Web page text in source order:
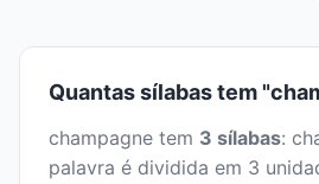
Quantas sílabas tem
champagne tem 3 sílabas:
palavra é dividida em 3